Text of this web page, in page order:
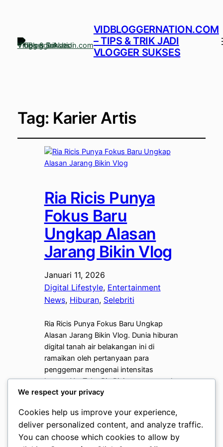
VIDBLOGGERNATION.COM
– TIPS & TRIK JADI
VLOGGER SUKSES
Tag: Karier Artis
Ria Ricis Punya
Fokus Baru
Ungkap Alasan
Jarang Bikin Vlog
Januari 11, 2026
Digital Lifestyle, Entertainment
News, Hiburan, Selebriti
Ria Ricis Punya Fokus Baru Ungkap
Alasan Jarang Bikin Vlog. Dunia hiburan
digital tanah air belakangan ini di
ramaikan oleh pertanyaan para
penggemar mengenai intensitas
konten YouTube Ria Ricis yang tampak
menurun. Sebagai salah satu pionir
jutaan, perubahan pola unggahan Ricis
tentu menjadi sorotan tajam. Ternyata,
adik dari Oki Setiana…
We respect your privacy
Cookies help us improve your experience,
deliver personalized content, and analyze traffic.
You can choose which cookies to allow by